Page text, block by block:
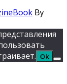
By
Ok